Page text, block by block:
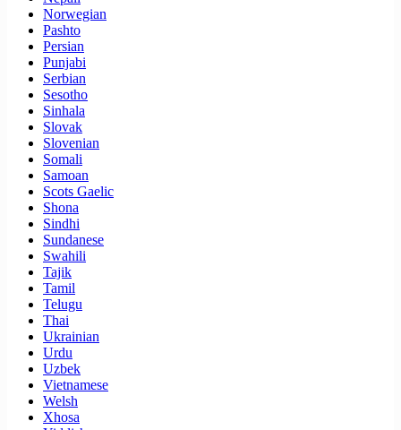
Norwegian
Pashto
Persian
Punjabi
Serbian
Sesotho
Sinhala
Slovak
Slovenian
Somali
Samoan
Scots Gaelic
Shona
Sindhi
Sundanese
Swahili
Tajik
Tamil
Telugu
Thai
Ukrainian
Urdu
Uzbek
Vietnamese
Welsh
Xhosa